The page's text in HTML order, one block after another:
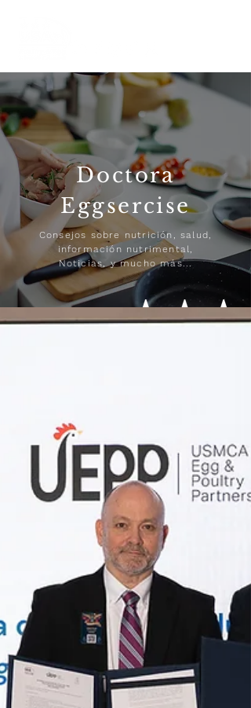
Doctora
Eggsercise
Consejos sobre nutrición, salud,
información nutrimental,
Noticias, y mucho más...